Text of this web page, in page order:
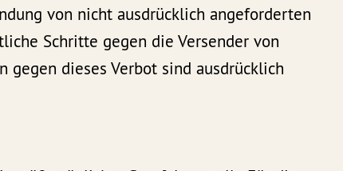
von nicht ausdrücklich angeforderten
Schritte gegen die Versender von
gegen dieses Verbot sind ausdrücklich